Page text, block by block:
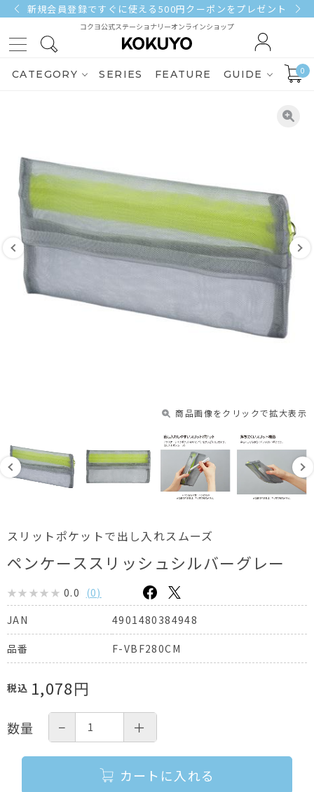
3,000円（税込）以上ご購入で送料無料
コクヨ公式ステーショナリーオンラインショップ
CATEGORY SERIES FEATURE GUIDE 0
商品画像をクリックで拡大表示
スリットポケットで出し入れスムーズ
ペンケーススリッシュシルバーグレー
0.0 (0)
JAN
4901480384948
品番 F-VBF280CM
税込 1,078円
数量 − ＋
カートに入れる